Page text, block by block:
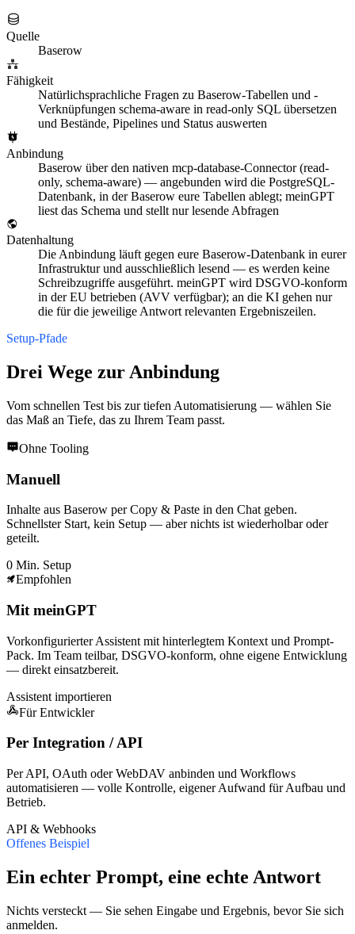
Quelle
Baserow
Fähigkeit
Natürlichsprachliche Fragen zu Baserow-Tabellen und -
Verknüpfungen schema-aware in read-only SQL übersetzen
und Bestände, Pipelines und Status auswerten
Anbindung
Baserow über den nativen mcp-database-Connector (read-
only, schema-aware) — angebunden wird die PostgreSQL-
Datenbank, in der Baserow eure Tabellen ablegt; meinGPT
liest das Schema und stellt nur lesende Abfragen
Datenhaltung
Die Anbindung läuft gegen eure Baserow-Datenbank in eurer
Infrastruktur und ausschließlich lesend — es werden keine
Schreibzugriffe ausgeführt. meinGPT wird DSGVO-konform
in der EU betrieben (AVV verfügbar); an die KI gehen nur
die für die jeweilige Antwort relevanten Ergebniszeilen.
Setup-Pfade
Drei Wege zur Anbindung
Vom schnellen Test bis zur tiefen Automatisierung — wählen Sie
das Maß an Tiefe, das zu Ihrem Team passt.
Ohne Tooling
Manuell
Inhalte aus Baserow per Copy & Paste in den Chat geben.
Schnellster Start, kein Setup — aber nichts ist wiederholbar oder
geteilt.
0 Min. Setup
Empfohlen
Mit meinGPT
Vorkonfigurierter Assistent mit hinterlegtem Kontext und Prompt-
Pack. Im Team teilbar, DSGVO-konform, ohne eigene Entwicklung
— direkt einsatzbereit.
Assistent importieren
Für Entwickler
Per Integration / API
Per API, OAuth oder WebDAV anbinden und Workflows
automatisieren — volle Kontrolle, eigener Aufwand für Aufbau und
Betrieb.
API & Webhooks
Offenes Beispiel
Ein echter Prompt, eine echte Antwort
Nichts versteckt — Sie sehen Eingabe und Ergebnis, bevor Sie sich
anmelden.